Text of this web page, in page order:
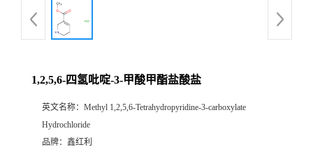
1,2,5,6-四氢吡啶-3-甲酸甲酯盐酸盐
英文名称： Methyl 1,2,5,6-Tetrahydropyridine-3-carboxylate
Hydrochloride
品牌： 鑫红利